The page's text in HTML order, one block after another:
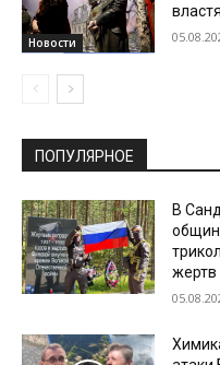
Новости
ПОПУЛЯРНОЕ
В
жертв